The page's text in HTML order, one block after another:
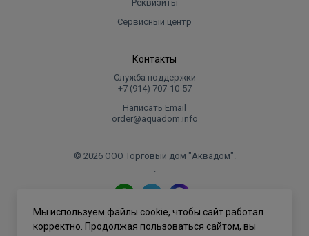
Реквизиты
Сервисный центр
Контакты
Служба поддержки
+7 (914) 707‑10‑57
Написать Email
order@aquadom.info
© 2026 ООО Торговый дом "Аквадом".
.
Политика конфиденциальности
Мы используем файлы cookie, чтобы сайт работал
корректно. Продолжая пользоваться сайтом, вы